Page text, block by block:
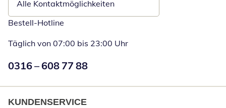
Alle Kontaktmöglichkeiten
Bestell-Hotline
Täglich von 07:00 bis 23:00 Uhr
Numéro de téléphone:
0316 – 608 77 88
KUNDENSERVICE